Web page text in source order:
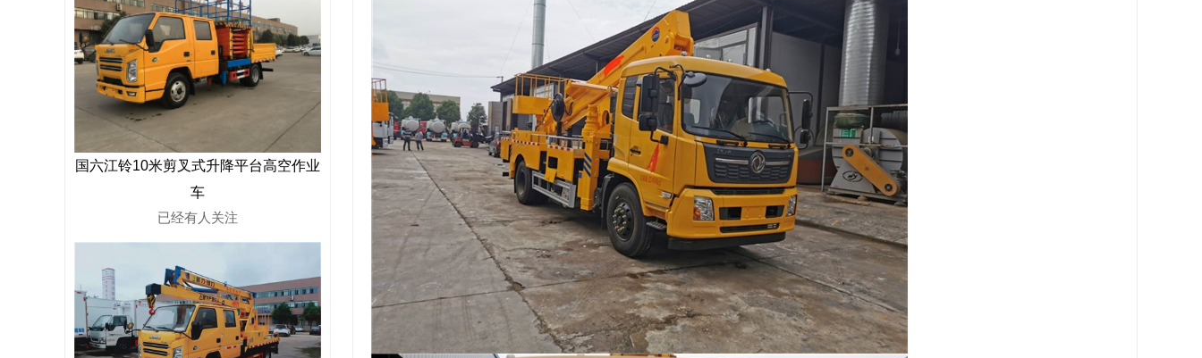
国六江铃10米剪叉式升降平台高空作业
车
已经有人关注